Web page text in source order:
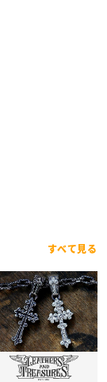
すべて見る